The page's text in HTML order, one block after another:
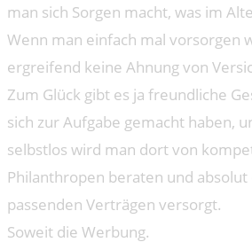
man sich Sorgen macht, was im
Wenn man einfach mal vorsorgen
ergreifend keine Ahnung von
Zum Glück gibt es ja freundliche
sich zur Aufgabe gemacht haben,
selbstlos wird man dort von
Philanthropen beraten und
passenden Verträgen versorgt.
Soweit die Werbung.